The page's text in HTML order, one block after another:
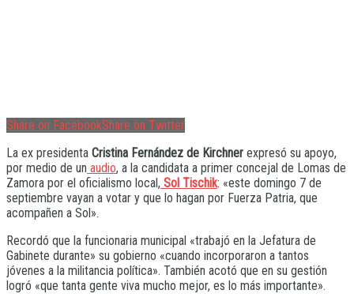
Share on FacebookShare on Twitter
La ex presidenta Cristina Fernández de Kirchner expresó su apoyo,
por medio de un audio, a la candidata a primer concejal de Lomas de
Zamora por el oficialismo local, Sol Tischik: «este domingo 7 de
septiembre vayan a votar y que lo hagan por Fuerza Patria, que
acompañen a Sol».
Recordó que la funcionaria municipal «trabajó en la Jefatura de
Gabinete durante» su gobierno «cuando incorporaron a tantos
jóvenes a la militancia política». También acotó que en su gestión
logró «que tanta gente viva mucho mejor, es lo más importante».